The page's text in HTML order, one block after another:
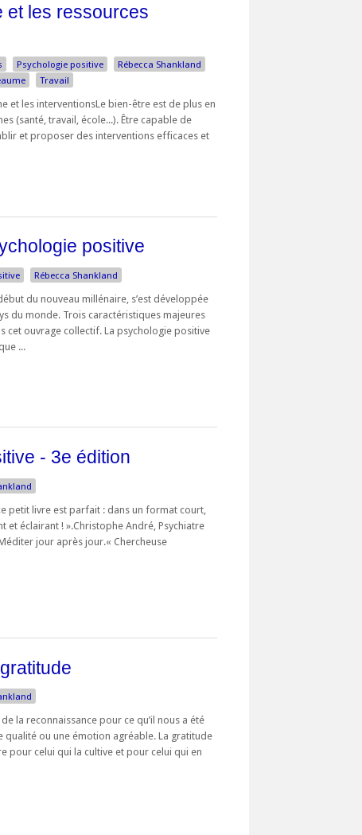
et les ressources
Psychologie positive
Rébecca Shankland
Travail
et les interventionsLe bien-être est de plus en
(santé, travail, école...). Être capable de
et proposer des interventions efficaces et
positive
Rébecca Shankland
du nouveau millénaire, s’est développée
du monde. Trois caractéristiques majeures
cet ouvrage collectif. La psychologie positive
...
- 3e édition
petit livre est parfait : dans un format court,
et éclairant ! ».Christophe André, Psychiatre
jour après jour.« Chercheuse
la reconnaissance pour ce qu’il nous a été
qualité ou une émotion agréable. La gratitude
pour celui qui la cultive et pour celui qui en